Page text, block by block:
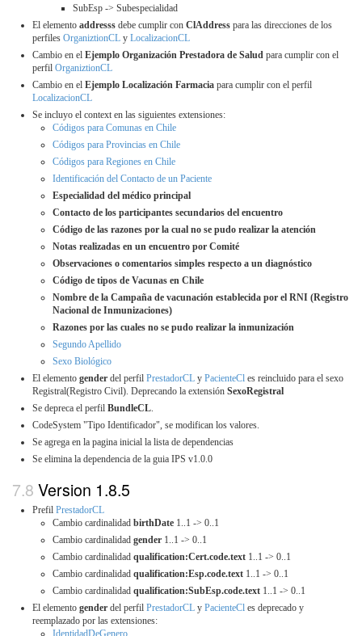
SubEsp -> Subespecialidad
El elemento addresss debe cumplir con ClAddress para las direcciones de los
perfiles OrganiztionCL y LocalizacionCL
Cambio en el Ejemplo Organización Prestadora de Salud para cumplir con el
perfil OrganiztionCL
Cambio en el Ejemplo Localización Farmacia para cumplir con el perfil
LocalizacionCL
Se incluyo el context en las siguientes extensiones:
Códigos para Comunas en Chile
Códigos para Provincias en Chile
Códigos para Regiones en Chile
Identificación del Contacto de un Paciente
Especialidad del médico principal
Contacto de los participantes secundarios del encuentro
Código de las razones por la cual no se pudo realizar la atención
Notas realizadas en un encuentro por Comité
Observaciones o comentarios simples respecto a un diagnóstico
Código de tipos de Vacunas en Chile
Nombre de la Campaña de vacunación establecida por el RNI (Registro
Nacional de Inmunizaciones)
Razones por las cuales no se pudo realizar la inmunización
Segundo Apellido
Sexo Biológico
El elemento gender del perfil PrestadorCL y PacienteCl es reincluido para el sexo
Registral(Registro Civil). Deprecando la extensión SexoRegistral
Se depreca el perfil BundleCL.
CodeSystem "Tipo Identificador", se modifican los valores.
Se agrega en la pagina inicial la lista de dependencias
Se elimina la dependencia de la guia IPS v1.0.0
Version 1.8.5
Prefil PrestadorCL
Cambio cardinalidad birthDate 1..1 -> 0..1
Cambio cardinalidad gender 1..1 -> 0..1
Cambio cardinalidad qualification:Cert.code.text 1..1 -> 0..1
Cambio cardinalidad qualification:Esp.code.text 1..1 -> 0..1
Cambio cardinalidad qualification:SubEsp.code.text 1..1 -> 0..1
El elemento gender del perfil PrestadorCL y PacienteCl es deprecado y
reemplazado por las extensiones:
IdentidadDeGenero